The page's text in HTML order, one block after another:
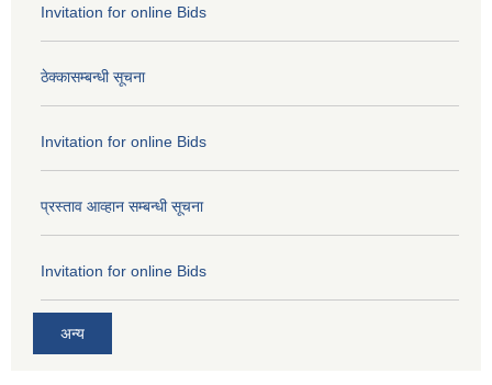
Invitation for online Bids
ठेक्कासम्बन्धी सूचना
Invitation for online Bids
प्रस्ताव आव्हान सम्बन्धी सूचना
Invitation for online Bids
अन्य